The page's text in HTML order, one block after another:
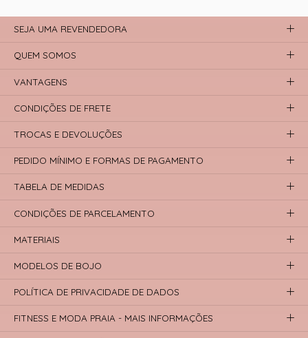
SEJA UMA REVENDEDORA
QUEM SOMOS
VANTAGENS
CONDIÇÕES DE FRETE
TROCAS E DEVOLUÇÕES
PEDIDO MÍNIMO E FORMAS DE PAGAMENTO
TABELA DE MEDIDAS
CONDIÇÕES DE PARCELAMENTO
MATERIAIS
MODELOS DE BOJO
POLÍTICA DE PRIVACIDADE DE DADOS
FITNESS E MODA PRAIA - MAIS INFORMAÇÕES